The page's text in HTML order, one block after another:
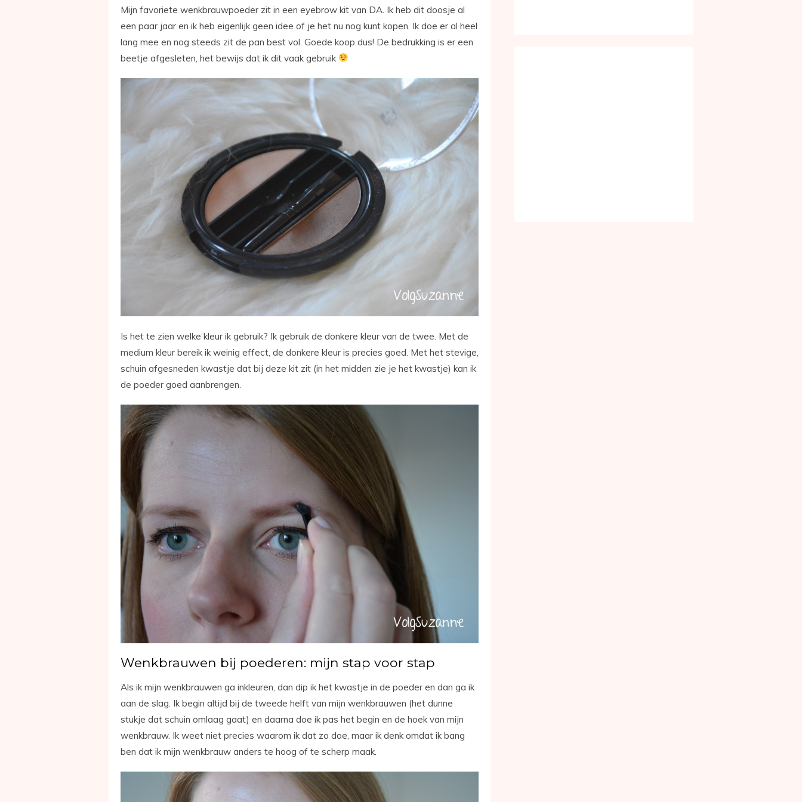
Mijn favoriete wenkbrauwpoeder zit in een eyebrow kit van DA. Ik heb dit doosje al
een paar jaar en ik heb eigenlijk geen idee of je het nu nog kunt kopen. Ik doe er al heel
lang mee en nog steeds zit de pan best vol. Goede koop dus! De bedrukking is er een
beetje afgesleten, het bewijs dat ik dit vaak gebruik
Is het te zien welke kleur ik gebruik? Ik gebruik de donkere kleur van de twee. Met de
medium kleur bereik ik weinig effect, de donkere kleur is precies goed. Met het stevige,
schuin afgesneden kwastje dat bij deze kit zit (in het midden zie je het kwastje) kan ik
de poeder goed aanbrengen.
Wenkbrauwen bij poederen: mijn stap voor stap
Als ik mijn wenkbrauwen ga inkleuren, dan dip ik het kwastje in de poeder en dan ga ik
aan de slag. Ik begin altijd bij de tweede helft van mijn wenkbrauwen (het dunne
stukje dat schuin omlaag gaat) en daarna doe ik pas het begin en de hoek van mijn
wenkbrauw. Ik weet niet precies waarom ik dat zo doe, maar ik denk omdat ik bang
ben dat ik mijn wenkbrauw anders te hoog of te scherp maak.